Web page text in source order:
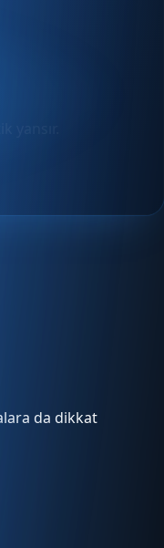
da dikkat